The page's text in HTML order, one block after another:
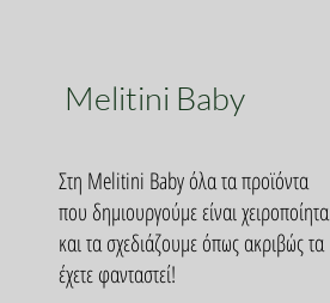
Melitini Baby
Στη Melitini Baby όλα τα προϊόντα
που δημιουργούμε είναι χειροποίητα
και τα σχεδιάζουμε όπως ακριβώς τα
έχετε φανταστεί!